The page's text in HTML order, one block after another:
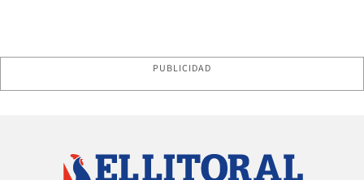
PUBLICIDAD